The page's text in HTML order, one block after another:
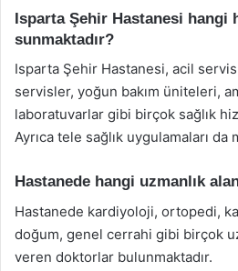
Isparta Şehir Hastanesi hangi
sunmaktadır?
Isparta Şehir Hastanesi, acil
servisler, yoğun bakım üniteleri,
laboratuvarlar gibi birçok sağlık
Ayrıca tele sağlık uygulamaları da
Hastanede hangi uzmanlık
Hastanede kardiyoloji, ortopedi,
doğum, genel cerrahi gibi birçok
veren doktorlar bulunmaktadır.